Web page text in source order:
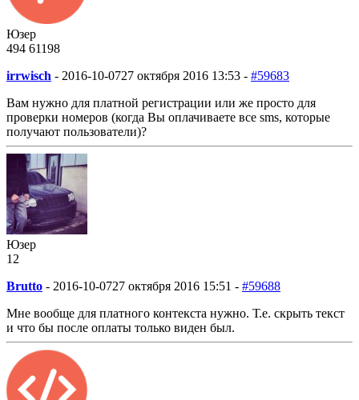
Юзер
494 61198
irrwisch - 2016-10-0727 октября 2016 13:53 - #59683
Вам нужно для платной регистрации или же просто для
проверки номеров (когда Вы оплачиваете все sms, которые
получают пользователи)?
Юзер
12
Brutto - 2016-10-0727 октября 2016 15:51 - #59688
Мне вообще для платного контекста нужно. Т.е. скрыть текст
и что бы после оплаты только виден был.